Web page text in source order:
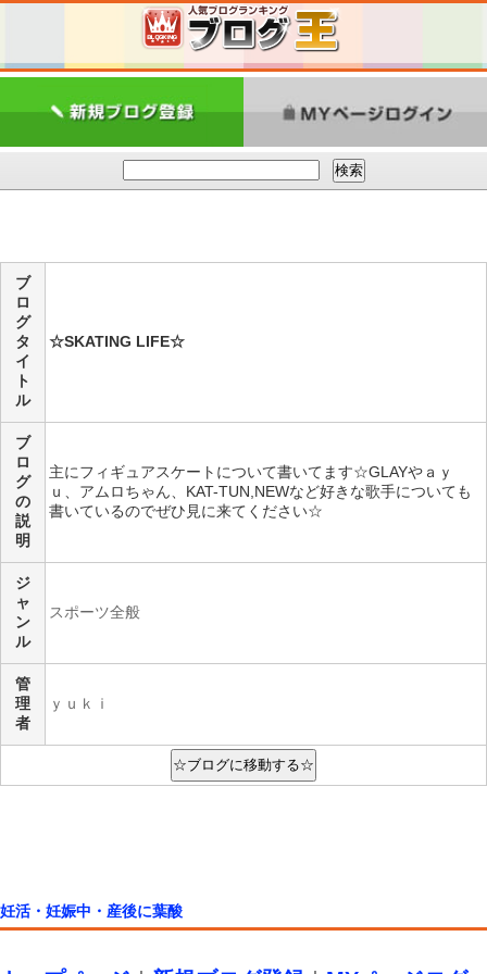
ブ
ロ
グ
タ
イ
ト
ル
☆SKATING LIFE☆
ブ
ロ
グ
の
説
明
主にフィギュアスケートについて書いてます☆GLAYやａｙ
ｕ、アムロちゃん、KAT-TUN,NEWなど好きな歌手についても
書いているのでぜひ見に来てください☆
ジ
ャ
ン
ル
スポーツ全般
管
理
者
ｙｕｋｉ
妊活・妊娠中・産後に葉酸